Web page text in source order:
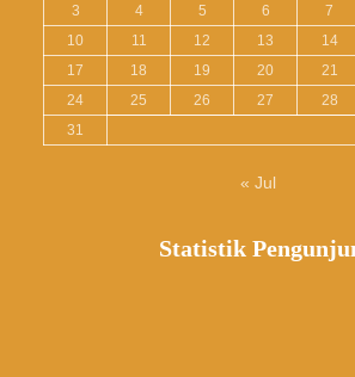
3
4 5 6 7
10
11 12 13 14
17
18 19 20 21
24
25 26 27 28
31
« Jul
Statistik